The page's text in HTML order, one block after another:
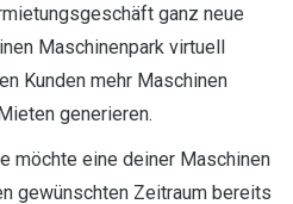
ganz neue
Maschinenpark virtuell
Kunden mehr Maschinen
generieren.
möchte eine deiner Maschinen
gewünschten Zeitraum bereits